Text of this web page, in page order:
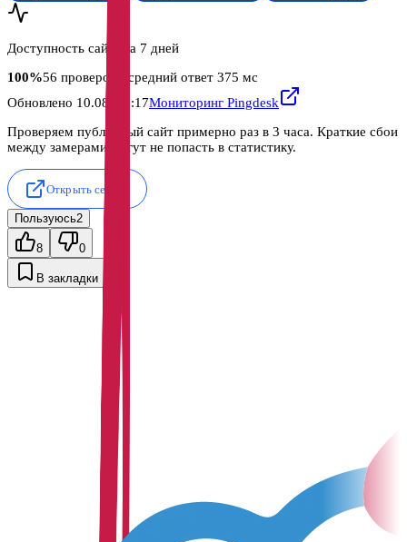
Доступность сайта за 7 дней
100%56 проверок
· средний ответ 375 мс
Обновлено 10.08, 18:17Мониторинг Pingdesk
Проверяем публичный сайт примерно раз в 3 часа. Краткие сбои
между замерами могут не попасть в статистику.
Открыть сервис
Пользуюсь2
8 0
В закладки